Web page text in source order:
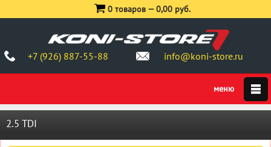
+7 (926) 887-55-88 info@koni-store.ru
0 товаров —0,00 руб.
2.5 TDI